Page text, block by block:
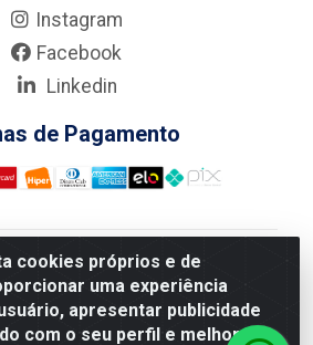
cookies próprios e de
uma experiência
apresentar publicidade
com o seu perfil e melhorar a
Instagram
Facebook
Linkedin
de Pagamento
de Material de Construção LTDA
330 - Vila Da Penha, Rio de
110 - CNPJ: 11.003.135/0001-
27